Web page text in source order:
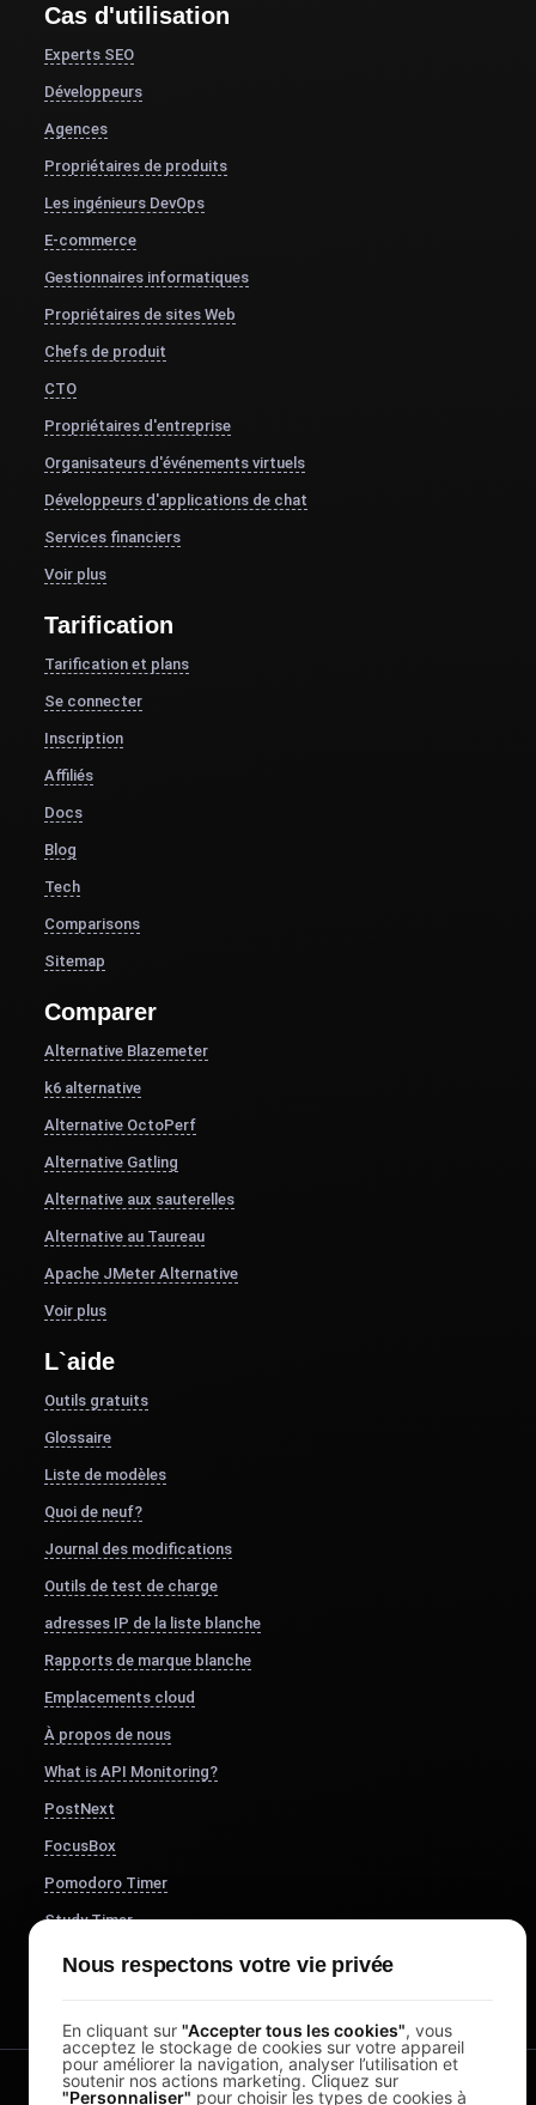
Cas d'utilisation
Experts SEO
Développeurs
Agences
Propriétaires de produits
Les ingénieurs DevOps
E-commerce
Gestionnaires informatiques
Propriétaires de sites Web
Chefs de produit
CTO
Propriétaires d'entreprise
Organisateurs d'événements virtuels
Développeurs d'applications de chat
Services financiers
Voir plus
Tarification
Tarification et plans
Se connecter
Inscription
Affiliés
Docs
Blog
Tech
Comparisons
Sitemap
Comparer
Alternative Blazemeter
k6 alternative
Alternative OctoPerf
Alternative Gatling
Alternative aux sauterelles
Alternative au Taureau
Apache JMeter Alternative
Voir plus
L`aide
Outils gratuits
Glossaire
Liste de modèles
Quoi de neuf?
Journal des modifications
Outils de test de charge
adresses IP de la liste blanche
Rapports de marque blanche
Emplacements cloud
À propos de nous
What is API Monitoring?
PostNext
FocusBox
Pomodoro Timer
Study Timer
DesignerBox
Nous respectons votre vie privée
En cliquant sur "Accepter tous les cookies", vous
acceptez le stockage de cookies sur votre appareil
pour améliorer la navigation, analyser l’utilisation et
soutenir nos actions marketing. Cliquez sur
"Personnaliser" pour choisir les types de cookies à